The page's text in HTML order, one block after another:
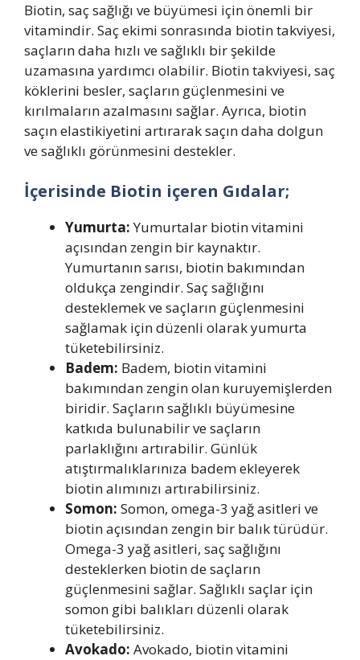
Biotin, saç sağlığı ve büyümesi için önemli bir
vitamindir. Saç ekimi sonrasında biotin takviyesi,
saçların daha hızlı ve sağlıklı bir şekilde
uzamasına yardımcı olabilir. Biotin takviyesi, saç
köklerini besler, saçların güçlenmesini ve
kırılmaların azalmasını sağlar. Ayrıca, biotin
saçın elastikiyetini artırarak saçın daha dolgun
ve sağlıklı görünmesini destekler.
İçerisinde Biotin içeren Gıdalar;
Yumurta:Yumurtalar biotin vitamini
açısından zengin bir kaynaktır.
Yumurtanın sarısı, biotin bakımından
oldukça zengindir. Saç sağlığını
desteklemek ve saçların güçlenmesini
sağlamak için düzenli olarak yumurta
tüketebilirsiniz.
Badem: Badem, biotin vitamini
bakımından zengin olan kuruyemişlerden
biridir. Saçların sağlıklı büyümesine
katkıda bulunabilir ve saçların
parlaklığını artırabilir. Günlük
atıştırmalıklarınıza badem ekleyerek
biotin alımınızı artırabilirsiniz.
Somon: Somon, omega-3 yağ asitleri ve
biotin açısından zengin bir balık türüdür.
Omega-3 yağ asitleri, saç sağlığını
desteklerken biotin de saçların
güçlenmesini sağlar. Sağlıklı saçlar için
somon gibi balıkları düzenli olarak
tüketebilirsiniz.
Avokado: Avokado, biotin vitamini